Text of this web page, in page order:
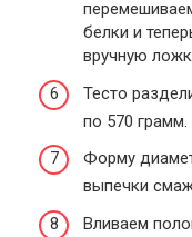
белки и
вручную
Тесто
по 570 грамм.
Форму
выпечки
Вливаем